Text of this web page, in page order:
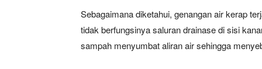
Sebagaimana diketahui, genangan air kerap
tidak berfungsinya saluran drainase di sisi
sampah menyumbat aliran air sehingga